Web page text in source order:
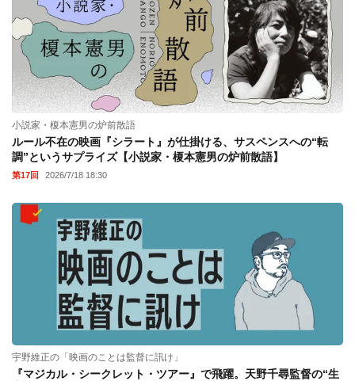
小説家・榎本憲男の炉前散語
ルール不在の映画『シラート』が仕掛ける、サスペンスへの“転
調”というサプライズ【小説家・榎本憲男の炉前散語】
第17回 2026/7/18 18:30
宇野維正の「映画のことは監督に訊け」
『マジカル・シークレット・ツアー』で飛躍。天野千尋監督の“生